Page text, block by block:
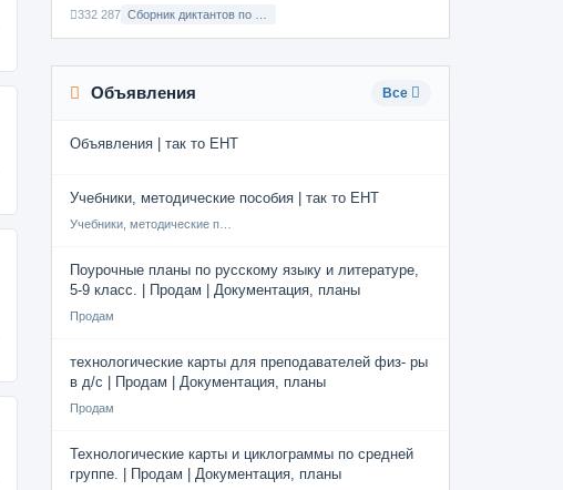
332 287
Объявления Все
Объявления | так то ЕНТ
Учебники, методические пособия | так то ЕНТ
Поурочные планы по русскому языку и литературе,
5-9 класс. | Продам | Документация, планы
Продам
технологические карты для преподавателей физ- ры
в д/с | Продам | Документация, планы
Продам
Технологические карты и циклограммы по средней
группе. | Продам | Документация, планы